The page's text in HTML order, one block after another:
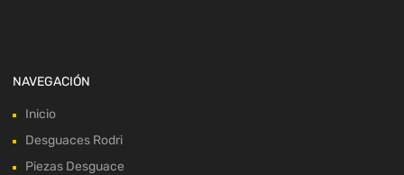
NAVEGACIÓN
Inicio
Desguaces Rodri
Piezas Desguace